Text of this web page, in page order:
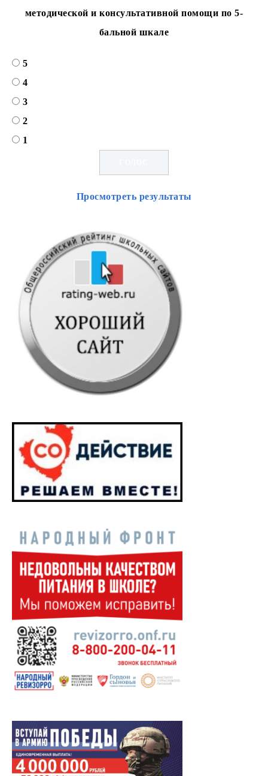
методической и консультативной помощи по 5-
бальной шкале
5
4
3
2
1
Просмотреть результаты